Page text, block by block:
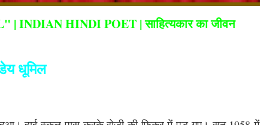
| INDIAN HINDI POET | साहित्यकार का जीवन
धूमिल